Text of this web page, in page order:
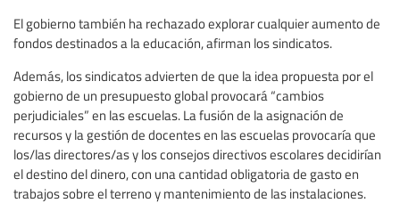
El gobierno también ha rechazado explorar cualquier aumento de
fondos destinados a la educación, afirman los sindicatos.
Además, los sindicatos advierten de que la idea propuesta por el
gobierno de un presupuesto global provocará “cambios
perjudiciales” en las escuelas. La fusión de la asignación de
recursos y la gestión de docentes en las escuelas provocaría que
los/las directores/as y los consejos directivos escolares decidirían
el destino del dinero, con una cantidad obligatoria de gasto en
trabajos sobre el terreno y mantenimiento de las instalaciones.